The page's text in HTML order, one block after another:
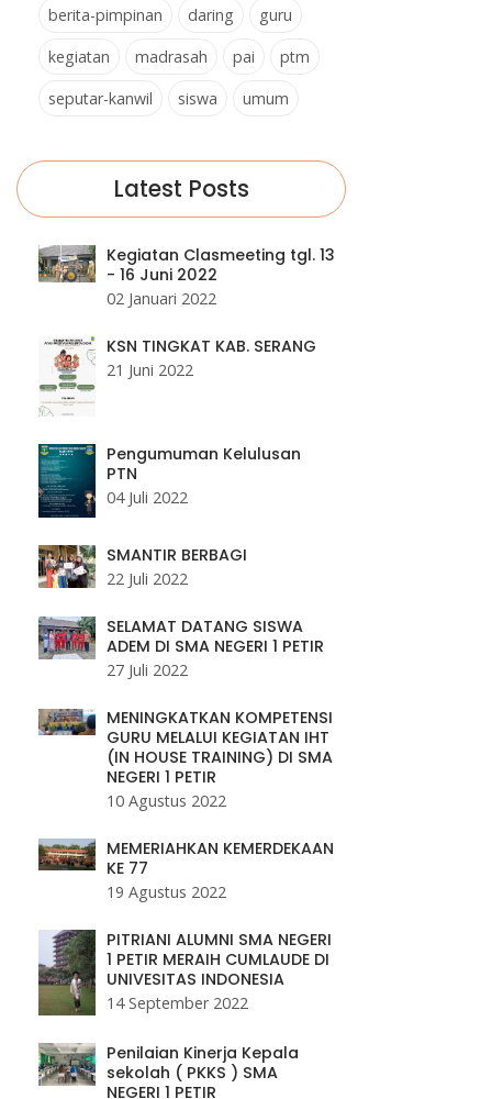
berita-pimpinan daring
guru
kegiatan
madrasah pai
ptm
seputar-kanwil
siswa umum
Latest Posts
Kegiatan Clasmeeting tgl. 13
- 16 Juni 2022
02 Januari 2022
KSN TINGKAT KAB. SERANG
21 Juni 2022
Pengumuman Kelulusan
PTN
04 Juli 2022
SMANTIR BERBAGI
22 Juli 2022
SELAMAT DATANG SISWA
ADEM DI SMA NEGERI 1 PETIR
27 Juli 2022
MENINGKATKAN KOMPETENSI
GURU MELALUI KEGIATAN IHT
(IN HOUSE TRAINING) DI SMA
NEGERI 1 PETIR
10 Agustus 2022
MEMERIAHKAN KEMERDEKAAN
KE 77
19 Agustus 2022
PITRIANI ALUMNI SMA NEGERI
1 PETIR MERAIH CUMLAUDE DI
UNIVESITAS INDONESIA
14 September 2022
Penilaian Kinerja Kepala
sekolah ( PKKS ) SMA
NEGERI 1 PETIR